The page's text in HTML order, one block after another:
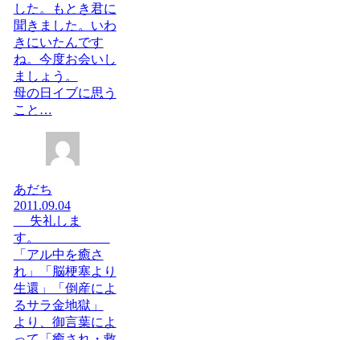
した。もとき君に
聞きました。いわ
きにいたんです
ね。今度お会いし
ましょう。
母の日イブに思う
こと…
あだち
2011.09.04
失礼しま
す。
「アル中を癒さ
れ」「脳梗塞より
生還」「倒産によ
るサラ金地獄」
より、御言葉によ